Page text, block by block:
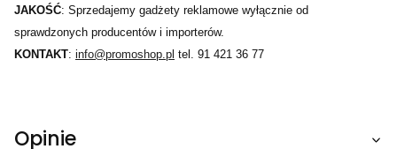
JAKOŚĆ: Sprzedajemy gadżety reklamowe wyłącznie od
sprawdzonych producentów i importerów.
KONTAKT: info@promoshop.pl tel. 91 421 36 77
Opinie